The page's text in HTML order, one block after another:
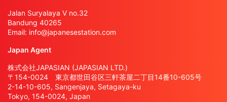
Jalan Suryalaya V no.32
Bandung 40265
Email: info@japanesestation.com
Japan Agent
株式会社JAPASIAN (JAPASIAN LTD.)
〒154-0024 東京都世田谷区三軒茶屋二丁目14番10-605号
2-14-10-605, Sangenjaya, Setagaya-ku
Tokyo, 154-0024, Japan